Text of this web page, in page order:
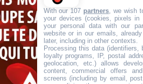
With our 107 partners , we wish
your devices (cookies, pixels
your personal data with our
website or in our emails,
later, including in other contexts.
Processing this data (identifiers,
loyalty programs, IP, postal
geolocation, etc.) allows
content, commercial offers
screens (including by email,